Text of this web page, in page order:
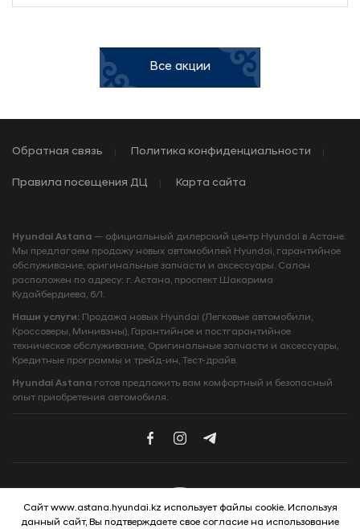
Все акции
Обратная связь Политика конфиденциальности
Правила посещения ДЦ Карта сайта
Hyundai Astana — официальный дилерский центр Hyundai в Астане.
Мы предлагаем продажу новых автомобилей Hyundai, гарантийное
обслуживание, оригинальные запчасти и аксессуары. Салон
расположен по адресу: г. Астана, проспект Шакарима
Кудайбердиева, 6/1.
Наши услуги: Продажа новых Hyundai (Легковые автомобили,
Кроссоверы, Минивэны), Гарантийное и постгарантийное
техническое обслуживание, Оригинальные запчасти и аксессуары,
Кредитные программы и трейд‑ин, Тест‑драйв.
Hyundai Astana готов предложить вам комфортный и безопасный
опыт приобретения автомобиля.
Сайт www.astana.hyundai.kz использует файлы cookie. Используя
данный сайт, Вы подтверждаете свое согласие на использование